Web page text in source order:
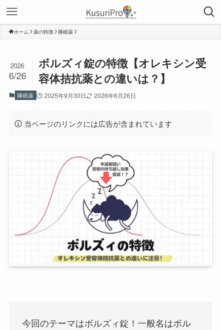
ホーム 薬の特徴 睡眠薬
ボルズィ錠の特徴【オレキシン受
容体拮抗薬との違いは？】
2026
6/26
睡眠薬 2025年9月30日 2026年6月26日
当ページのリンクには広告が含まれています
今回のテーマはボルズィ錠！一般名はボル